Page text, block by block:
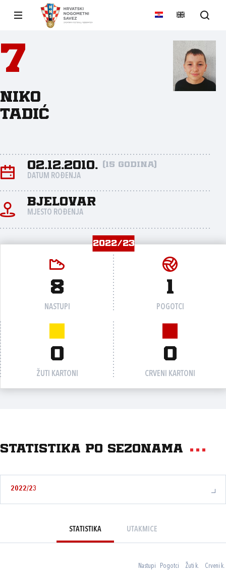
7
Niko
Tadić
02.12.2010. (15 godina)
DATUM ROĐENJA
Bjelovar
MJESTO ROĐENJA
2022/23
8
NASTUPI
1
POGOTCI
0
ŽUTI KARTONI
0
CRVENI KARTONI
Statistika po sezonama
2022/23
STATISTIKA UTAKMICE
Nastupi Pogotci Žuti k. Crveni k.